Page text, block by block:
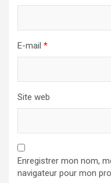
E-mail *
Site web
Enregistrer mon nom,
navigateur pour mon